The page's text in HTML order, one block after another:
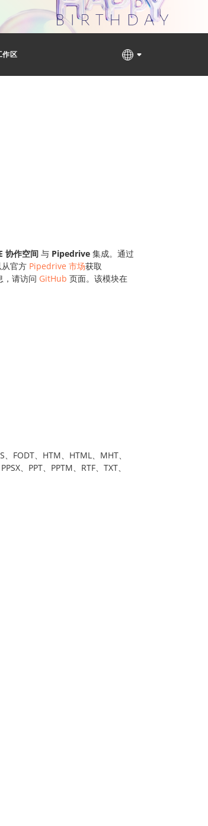
作区
协作空间 与 Pipedrive 集成。通过
官方 Pipedrive 市场获取
，请访问 GitHub 页面。该模块在
FODT、HTM、HTML、MHT、
、PPT、PPTM、RTF、TXT、